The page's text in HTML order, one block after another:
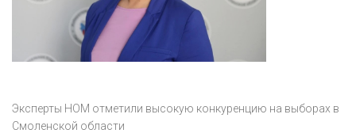
Эксперты НОМ отметили высокую конкуренцию на выборах в
Смоленской области